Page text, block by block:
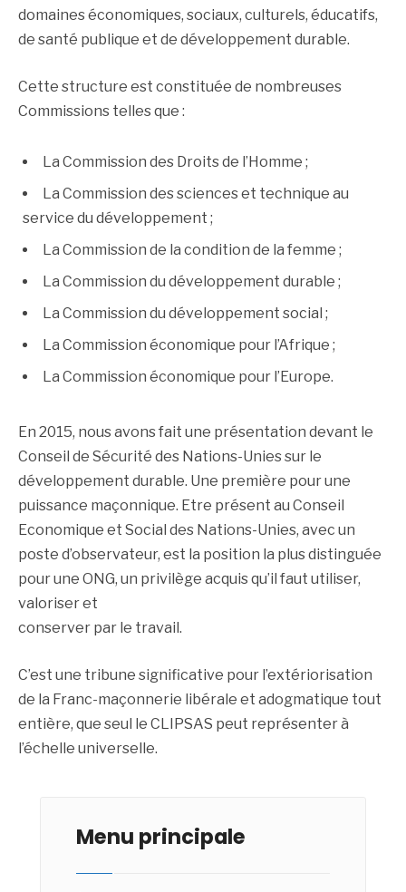
domaines économiques, sociaux, culturels, éducatifs,
de santé publique et de développement durable.
Cette structure est constituée de nombreuses
Commissions telles que :
La Commission des Droits de l’Homme ;
La Commission des sciences et technique au
service du développement ;
La Commission de la condition de la femme ;
La Commission du développement durable ;
La Commission du développement social ;
La Commission économique pour l’Afrique ;
La Commission économique pour l’Europe.
En 2015, nous avons fait une présentation devant le
Conseil de Sécurité des Nations-Unies sur le
développement durable. Une première pour une
puissance maçonnique. Etre présent au Conseil
Economique et Social des Nations-Unies, avec un
poste d’observateur, est la position la plus distinguée
pour une ONG, un privilège acquis qu’il faut utiliser,
valoriser et
conserver par le travail.
C’est une tribune significative pour l’extériorisation
de la Franc-maçonnerie libérale et adogmatique tout
entière, que seul le CLIPSAS peut représenter à
l’échelle universelle.
Menu principale